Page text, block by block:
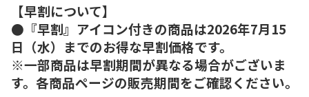
【早割について】
●『早割』アイコン付きの商品は2026年7月15
日（水）までのお得な早割価格です。
※一部商品は早割期間が異なる場合がございま
す。各商品ページの販売期間をご確認ください。